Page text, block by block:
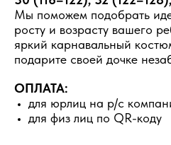
Мы поможем подобрать
росту и возрасту вашего
яркий карнавальный
подарите своей дочке
ОПЛАТА:
для юрлиц на р/с
для физ лиц по QR-коду